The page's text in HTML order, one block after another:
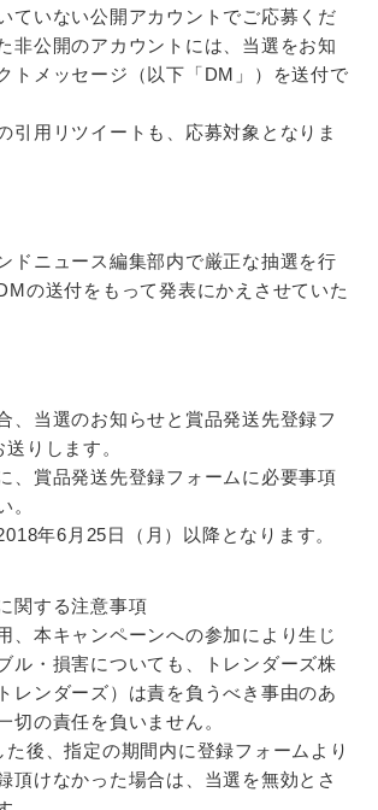
ていない公開アカウントでご応募くだ
非公開のアカウントには、当選をお知
トメッセージ（以下「DM」）を送付で
引用リツイートも、応募対象となりま
ドニュース編集部内で厳正な抽選を行
の送付をもって発表にかえさせていた
、当選のお知らせと賞品発送先登録フ
りします。
、賞品発送先登録フォームに必要事項
。
年6月25日（月）以降となります。
関する注意事項
、本キャンペーンへの参加により生じ
ル・損害についても、トレンダーズ株
レンダーズ）は責を負うべき事由のあ
切の責任を負いません。
た後、指定の期間内に登録フォームより
頂けなかった場合は、当選を無効とさ